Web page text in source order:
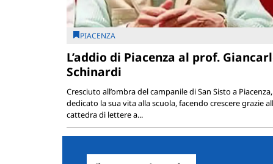
PIACENZA
L’addio di Piacenza al prof.
Schinardi
Cresciuto all’ombra del campanile di San Sisto a
dedicato la sua vita alla scuola, facendo crescere grazie
cattedra di lettere a...